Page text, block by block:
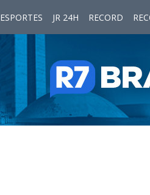
ESPORTES JR 24H RECORD